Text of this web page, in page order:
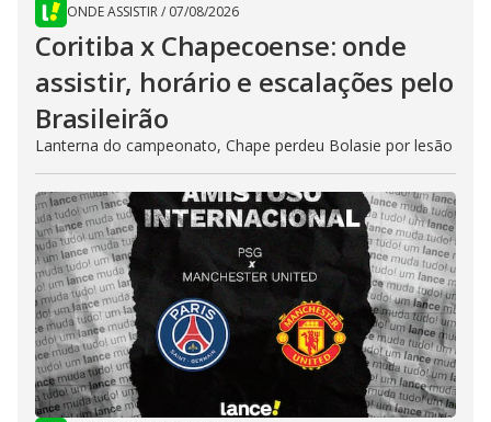
ONDE ASSISTIR/ 07/08/2026
Coritiba x Chapecoense: onde
assistir, horário e escalações pelo
Brasileirão
Lanterna do campeonato, Chape perdeu Bolasie por lesão